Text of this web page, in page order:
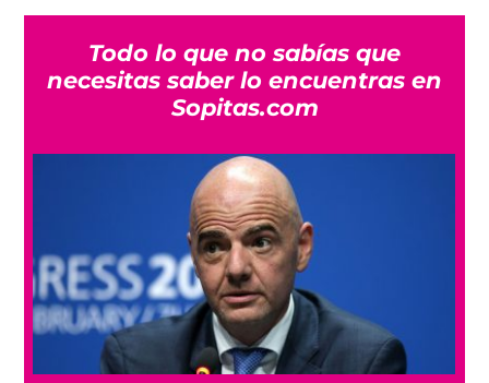
Todo lo que no sabías que
necesitas saber lo encuentras en
Sopitas.com